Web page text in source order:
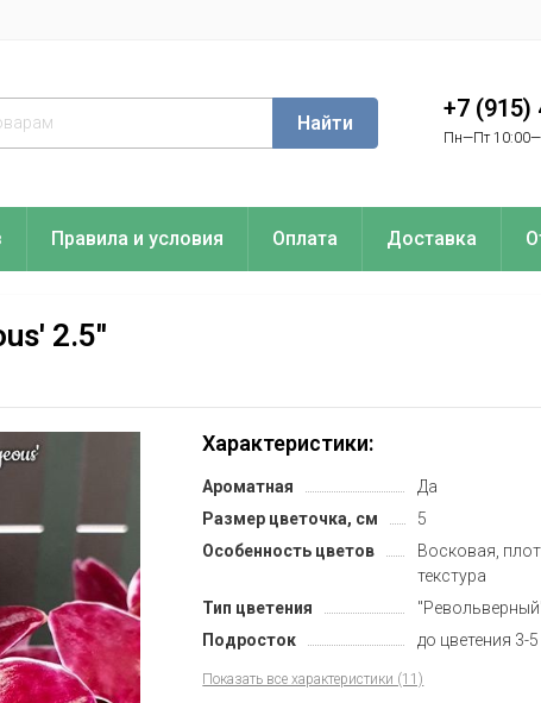
Найти +7 (915)
Пн—Пт
Правила и условия Оплата Доставка
2.5''
Характеристики:
Ароматная
Да
Размер цветочка, см
5
Особенность цветов
Восковая,
текстура
Тип цветения
Подросток
до цветения 3-
Показать все характеристики (11)